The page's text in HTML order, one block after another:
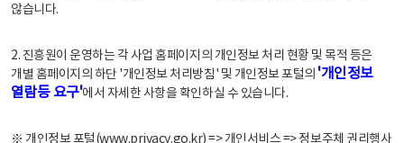
않습니다.
2. 진흥원이 운영하는 각 사업 홈페이지의 개인정보 처리 현황 및 목적 등은
개별 홈페이지의 하단 '개인정보 처리방침' 및 개인정보 포털의 '개인정보
열람등 요구'에서 자세한 사항을 확인하실 수 있습니다.
※ 개인정보 포털(www.privacy.go.kr) => 개인서비스 => 정보주체 권리행사